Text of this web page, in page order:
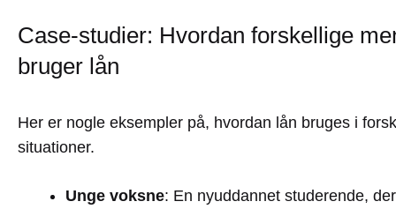
Case-studier: Hvordan forskellige
bruger lån
Her er nogle eksempler på, hvordan lån bruges i
situationer.
Unge voksne: En nyuddannet studerende,